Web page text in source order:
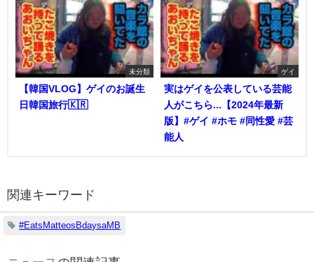
未分類
【韓国VLOG】ゲイのお誕生
日韓国旅行🇰🇷
ゲイ
実はゲイを公表している芸能
人がこちら...【2024年最新
版】#ゲイ #ホモ #同性愛 #芸
能人
関連キーワード
#EatsMatteosBdaysaMB